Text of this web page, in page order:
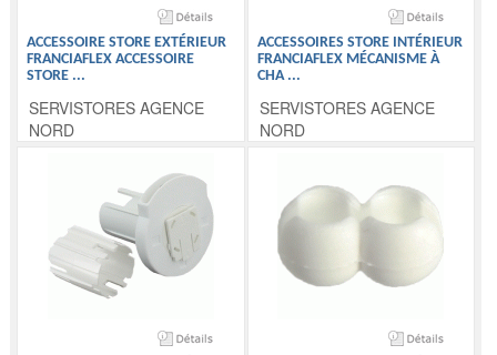
ACCESSOIRE STORE EXTÉRIEUR
FRANCIAFLEX ACCESSOIRE
STORE ...
SERVISTORES AGENCE
NORD
ACCESSOIRES STORE INTÉRIEUR
FRANCIAFLEX MÉCANISME À
CHA ...
SERVISTORES AGENCE
NORD